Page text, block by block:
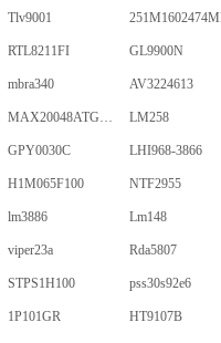
Tlv9001
RTL8211FI GL9900N
mbra340 AV3224613
MAX20048ATGA/VY+ LM258
GPY0030C LHI968-3866
H1M065F100 NTF2955
lm3886 Lm148
viper23a Rda5807
STPS1H100 pss30s92e6
1P101GR HT9107B